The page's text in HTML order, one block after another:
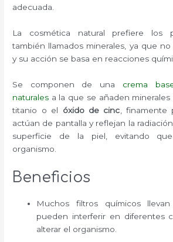
adecuada.
La cosmética natural prefiere los
también llamados minerales, ya que
y su acción se basa en reacciones
Se componen de una crema
naturales a la que se añaden
titanio o el óxido de cinc , finamente
actúan de pantalla y reflejan la
superficie de la piel, evitando
organismo.
Beneficios
Muchos filtros químicos
pueden interferir en diferentes
alterar el organismo.